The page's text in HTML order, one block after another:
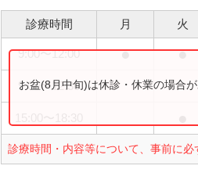
診療時間 月 火
9:00〜12:00 ● ●
9:00〜12:30
診療時間・内容等について、事前に必
お盆(8月中旬)は休診・休業の場合